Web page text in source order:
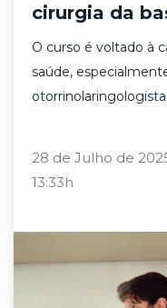
cirurgia da
O curso é voltado à
saúde,
28 de Julho de
13:33h